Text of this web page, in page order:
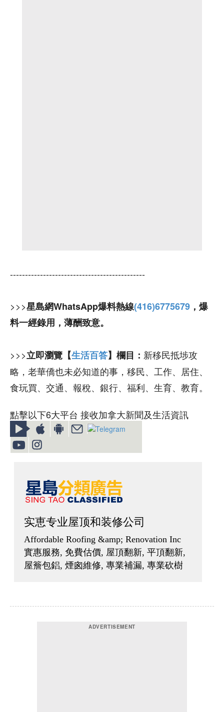
---------------------------------------------
>>>星島網WhatsApp爆料熱線(416)6775679 ，爆
料一經錄用，薄酬致意。
>>>立即瀏覽【生活百答】欄目： 新移民抵埗攻
略，老華僑也未必知道的事，移民、工作、居住、
食玩買、交通、報稅、銀行、福利、生育、教育。
點擊以下6大平台 接收加拿大新聞及生活資訊